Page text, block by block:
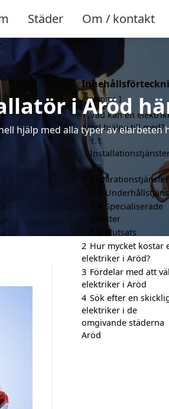
Städer Om / kontakt
i Aröd
hjälp med alla typer av elarbeten
gömma
1 Vad kan en
Aröd hjälpa till med?
1.1
1.2
Reparationstjänster
Specialiserade
tjänster
Slutsats
2 Hur mycket kostar
elektriker i Aröd?
3 Fördelar med att
elektriker i Aröd
4 Sök efter en
elektriker i de
omgivande städerna
Aröd